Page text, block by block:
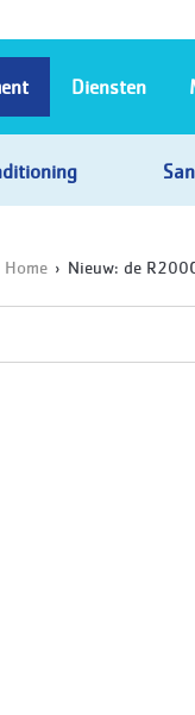
Diensten
Home Nieuw: de